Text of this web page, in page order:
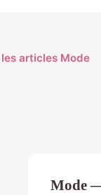
articles Mode
Mode